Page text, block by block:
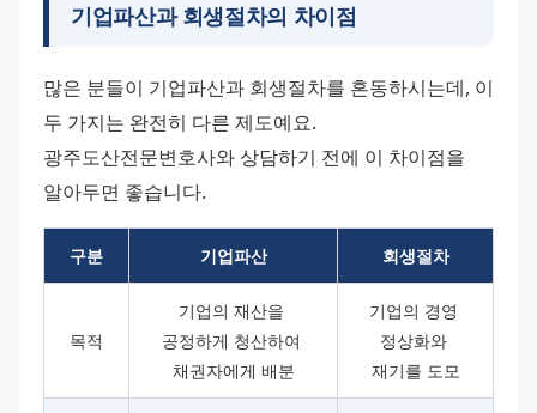
기업파산과 회생절차의 차이점
많은 분들이 기업파산과 회생절차를 혼동하시는데, 이
두 가지는 완전히 다른 제도예요.
광주도산전문변호사와 상담하기 전에 이 차이점을
알아두면 좋습니다.
구분 기업파산 회생절차
목적
기업의 재산을
공정하게 청산하여
채권자에게 배분
기업의 경영
정상화와
재기를 도모